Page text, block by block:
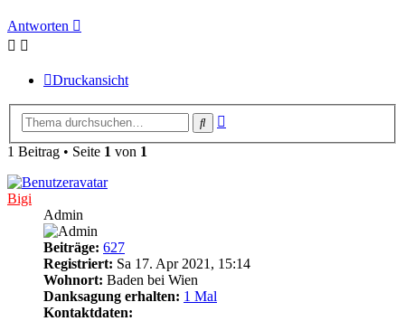
Antworten
Druckansicht
Suche
1 Beitrag • Seite 1 von 1
Bigi
Admin
Beiträge: 627
Registriert: Sa 17. Apr 2021, 15:14
Wohnort: Baden bei Wien
Danksagung erhalten: 1 Mal
Kontaktdaten: